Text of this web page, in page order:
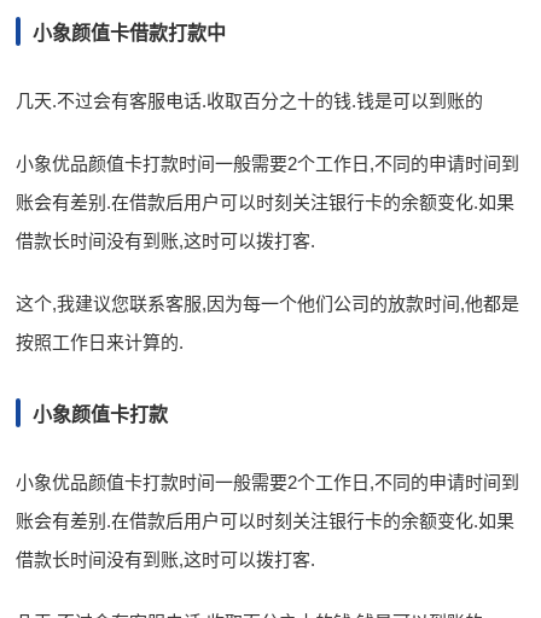
小象颜值卡借款打款中
几天.不过会有客服电话.收取百分之十的钱.钱是可以到账的
小象优品颜值卡打款时间一般需要2个工作日,不同的申请时间到
账会有差别.在借款后用户可以时刻关注银行卡的余额变化.如果
借款长时间没有到账,这时可以拨打客.
这个,我建议您联系客服,因为每一个他们公司的放款时间,他都是
按照工作日来计算的.
小象颜值卡打款
小象优品颜值卡打款时间一般需要2个工作日,不同的申请时间到
账会有差别.在借款后用户可以时刻关注银行卡的余额变化.如果
借款长时间没有到账,这时可以拨打客.